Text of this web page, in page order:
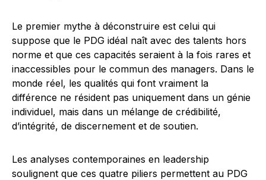
Le premier mythe à déconstruire est celui qui
suppose que le PDG idéal naît avec des talents hors
norme et que ces capacités seraient à la fois rares et
inaccessibles pour le commun des managers. Dans le
monde réel, les qualités qui font vraiment la
différence ne résident pas uniquement dans un génie
individuel, mais dans un mélange de crédibilité,
d’intégrité, de discernement et de soutien.
Les analyses contemporaines en leadership
soulignent que ces quatre piliers permettent au PDG